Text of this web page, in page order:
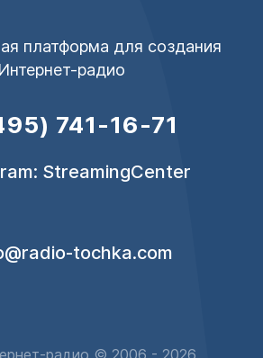
платформа для создания
Интернет-радио
741-16-71
StreamingCenter
tochka.com
радио © 2006 - 2026